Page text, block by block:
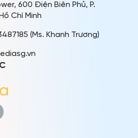
600 Điện Biên Phủ, P.
Chí Minh
(Ms. Khanh Trương)